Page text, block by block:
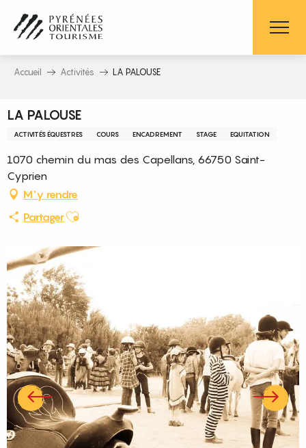
contenu
principal
Accueil Activités LA PALOUSE
LA PALOUSE
ACTIVITÉS ÉQUESTRES COURS ENCADREMENT STAGE EQUITATION
1070 chemin du mas des Capellans, 66750 Saint-
Cyprien
M'y rendre
PartagerAjouter aux favoris